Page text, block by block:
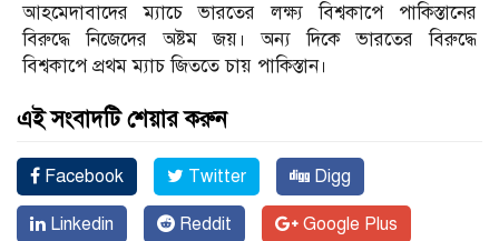
আহমেদাবাদের ম্যাচে ভারতের লক্ষ্য বিশ্বকাপে পাকিস্তানের
বিরুদ্ধে নিজেদের অষ্টম জয়। অন্য দিকে ভারতের বিরুদ্ধে
বিশ্বকাপে প্রথম ম্যাচ জিততে চায় পাকিস্তান।
এই সংবাদটি শেয়ার করুন
Facebook Twitter Digg
Linkedin Reddit Google Plus